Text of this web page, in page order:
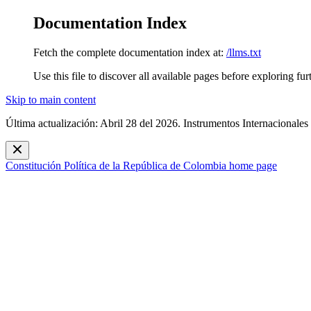
Documentation Index
Fetch the complete documentation index at: /llms.txt
Use this file to discover all available pages before exploring
Skip to main content
Última actualización: Abril 28 del 2026. Instrumentos Internacionales
Constitución Política de la República de Colombia home page